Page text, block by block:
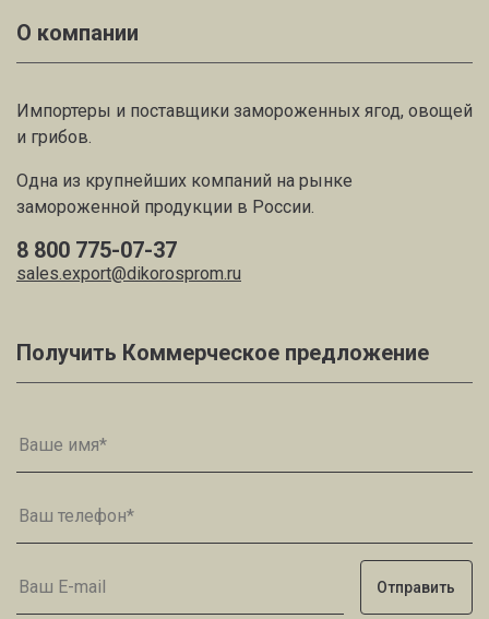
О компании
Импортеры и поставщики замороженных ягод, овощей
и грибов.
Одна из крупнейших компаний на рынке
замороженной продукции в России.
8 800 775-07-37
sales.export@dikorosprom.ru
Получить Коммерческое предложение